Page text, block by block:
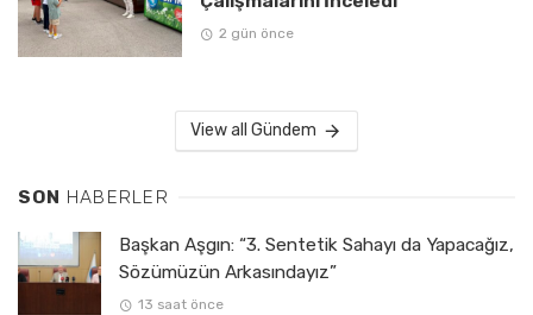
2 gün önce
View all Gündem
SON HABERLER
Başkan Aşgın: “3. Sentetik Sahayı da Yapacağız,
Sözümüzün Arkasındayız”
13 saat önce